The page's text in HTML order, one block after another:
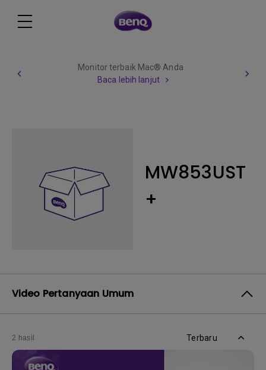
lapangan
MW853UST
+
Video Pertanyaan Umum
2 hasil Terbaru